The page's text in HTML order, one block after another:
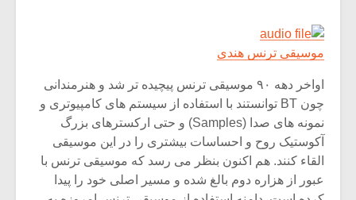
ترنس هندی
اواخر دهه ۹۰ موسیقی ترنس پیچیده تر شد و هنرمندانی
چون BT توانستند با استفاده از سیستم های کامپیوتری و
نمونه های صدا (Samples) و حتی ارکسترهای بزرگ
روح و احساسات بیشتری را در این موسیقی
هم اکنون بنظر می رسد که موسیقی ترنس با
هزاره دوم بالغ شده و مسیر اصلی خود را پیدا